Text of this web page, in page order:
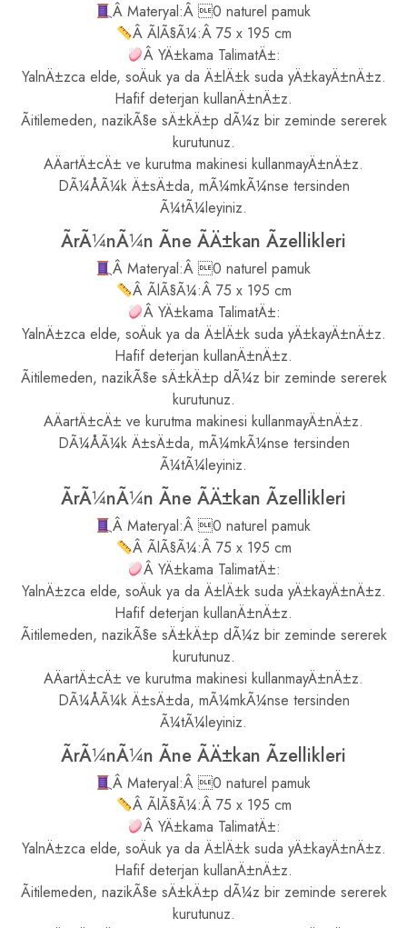
Â Materyal:Â 0 naturel pamuk
Â ÃlÃ§Ã¼:Â 75 x 195 cm
Â YÄ±kama TalimatÄ±:
YalnÄ±zca elde, soÄuk ya da Ä±lÄ±k suda yÄ±kayÄ±nÄ±z.
Hafif deterjan kullanÄ±nÄ±z.
Ãitilemeden, nazikÃ§e sÄ±kÄ±p dÃ¼z bir zeminde sererek
kurutunuz.
AÄartÄ±cÄ± ve kurutma makinesi kullanmayÄ±nÄ±z.
DÃ¼ÅÃ¼k Ä±sÄ±da, mÃ¼mkÃ¼nse tersinden
Ã¼tÃ¼leyiniz.
ÃrÃ¼nÃ¼n Ãne ÃÄ±kan Ãzellikleri
Â Materyal:Â 0 naturel pamuk
Â ÃlÃ§Ã¼:Â 75 x 195 cm
Â YÄ±kama TalimatÄ±:
YalnÄ±zca elde, soÄuk ya da Ä±lÄ±k suda yÄ±kayÄ±nÄ±z.
Hafif deterjan kullanÄ±nÄ±z.
Ãitilemeden, nazikÃ§e sÄ±kÄ±p dÃ¼z bir zeminde sererek
kurutunuz.
AÄartÄ±cÄ± ve kurutma makinesi kullanmayÄ±nÄ±z.
DÃ¼ÅÃ¼k Ä±sÄ±da, mÃ¼mkÃ¼nse tersinden
Ã¼tÃ¼leyiniz.
ÃrÃ¼nÃ¼n Ãne ÃÄ±kan Ãzellikleri
Â Materyal:Â 0 naturel pamuk
Â ÃlÃ§Ã¼:Â 75 x 195 cm
Â YÄ±kama TalimatÄ±:
YalnÄ±zca elde, soÄuk ya da Ä±lÄ±k suda yÄ±kayÄ±nÄ±z.
Hafif deterjan kullanÄ±nÄ±z.
Ãitilemeden, nazikÃ§e sÄ±kÄ±p dÃ¼z bir zeminde sererek
kurutunuz.
AÄartÄ±cÄ± ve kurutma makinesi kullanmayÄ±nÄ±z.
DÃ¼ÅÃ¼k Ä±sÄ±da, mÃ¼mkÃ¼nse tersinden
Ã¼tÃ¼leyiniz.
ÃrÃ¼nÃ¼n Ãne ÃÄ±kan Ãzellikleri
Â Materyal:Â 0 naturel pamuk
Â ÃlÃ§Ã¼:Â 75 x 195 cm
Â YÄ±kama TalimatÄ±:
YalnÄ±zca elde, soÄuk ya da Ä±lÄ±k suda yÄ±kayÄ±nÄ±z.
Hafif deterjan kullanÄ±nÄ±z.
Ãitilemeden, nazikÃ§e sÄ±kÄ±p dÃ¼z bir zeminde sererek
kurutunuz.